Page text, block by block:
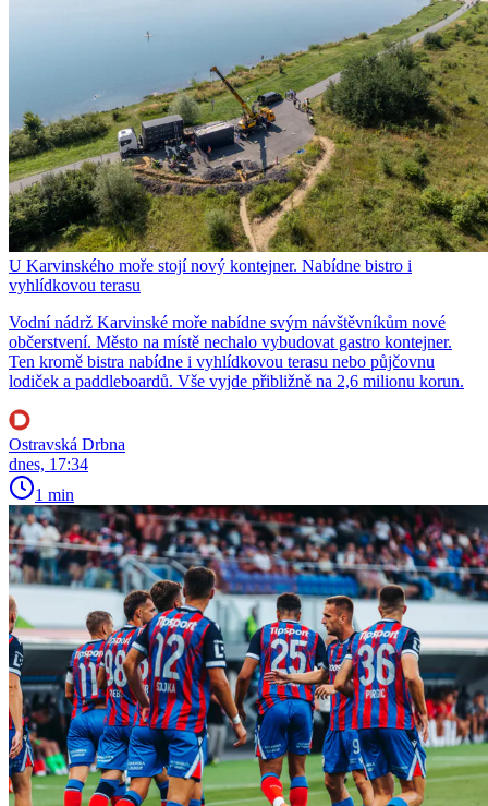
U Karvinského moře stojí nový kontejner. Nabídne bistro i
vyhlídkovou terasu
Vodní nádrž Karvinské moře nabídne svým návštěvníkům nové
občerstvení. Město na místě nechalo vybudovat gastro kontejner.
Ten kromě bistra nabídne i vyhlídkovou terasu nebo půjčovnu
lodiček a paddleboardů. Vše vyjde přibližně na 2,6 milionu korun.
Ostravská Drbna
dnes, 17:34
1 min